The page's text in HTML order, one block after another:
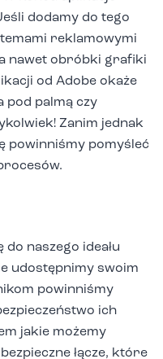
dodamy do tego
reklamowymi
nawet obróbki grafiki
od Adobe okaże
pod palmą czy
Zanim jednak
powinniśmy pomyśleć
do naszego ideału
udostępnimy swoim
powinniśmy
ich
jakie możemy
łącze, które